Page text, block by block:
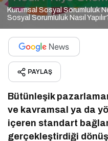
Kurumsal Sosyal Sorumluluk
Sosyal Sorumluluk Nasıl
PAYLAŞ
Bütünleşik
ve kavramsal ya da
içeren standart
gerçekleştirdiği